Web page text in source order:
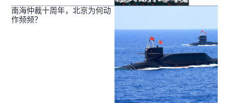
南海仲裁十周年，北京为何动
作频频？